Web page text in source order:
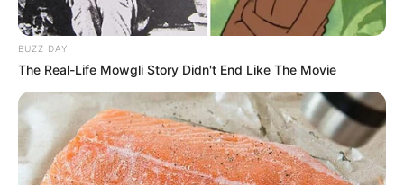
11:40 / 06 Avqust 2026 CƏMİYYƏT
BUZZ DAY
The Real-Life Mowgli Story Didn't End Like The Movie